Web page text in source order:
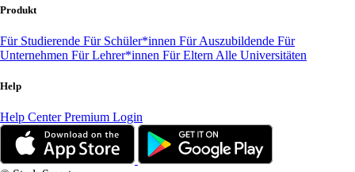
Produkt
Für Studierende Für Schüler*innen Für Auszubildende Für
Unternehmen Für Lehrer*innen Für Eltern Alle Universitäten
Help
Help CenterPremium Login